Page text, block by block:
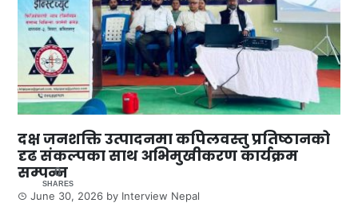
दक्ष जनशक्ति उत्पादनमा कपिलवस्तु प्रतिष्ठानको
दृढ संकल्पका साथ अभिमुखीकरण कार्यक्रम
सम्पन्न
June 30, 2026 by Interview Nepal
0
SHARES